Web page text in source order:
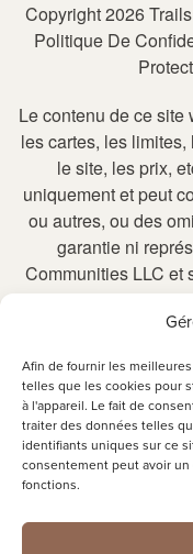
Afin de fournir les
telles que les cookies pour
à l'appareil. Le fait de
traiter des données telles
identifiants uniques sur ce
consentement peut avoir
fonctions.
Copyright 2026
Politique De
Le contenu de ce site
les cartes, les
le site, les prix,
uniquement et peut
ou autres, ou des
garantie ni
Communities LLC et
détaillants et
responsabilité
informations.
affiliées, sous-
réservent le droit
des modifications de
vous incombe de